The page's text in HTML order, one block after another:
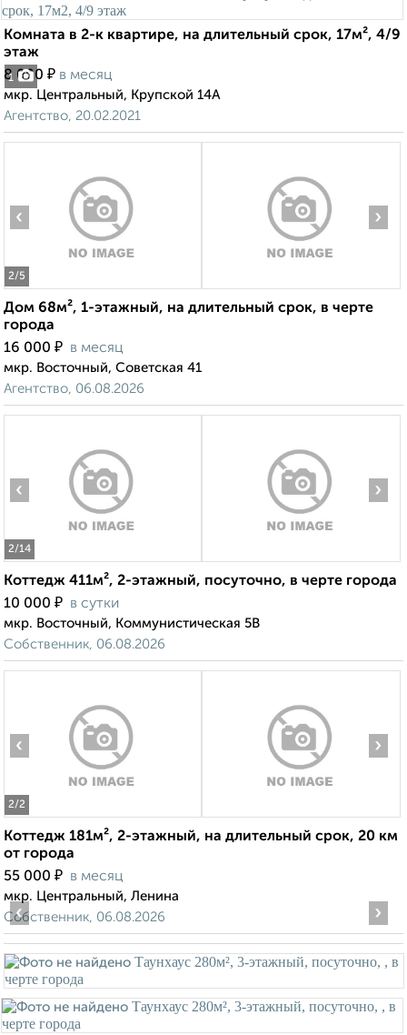
1
Комната в 2-к квартире, на длительный срок, 17м², 4/9
этаж
8 000 ₽ в месяц
мкр. Центральный, Крупской 14А
Агентство, 20.02.2021
2/5
‹ ›
Дом 68м², 1-этажный, на длительный срок, в черте
города
16 000 ₽ в месяц
мкр. Восточный, Советская 41
Агентство, 06.08.2026
2/14
‹ ›
Коттедж 411м², 2-этажный, посуточно, в черте города
10 000 ₽ в сутки
мкр. Восточный, Коммунистическая 5В
Собственник, 06.08.2026
2/2
‹ ›
Коттедж 181м², 2-этажный, на длительный срок, 20 км
от города
55 000 ₽ в месяц
мкр. Центральный, Ленина
Собственник, 06.08.2026
‹ ›